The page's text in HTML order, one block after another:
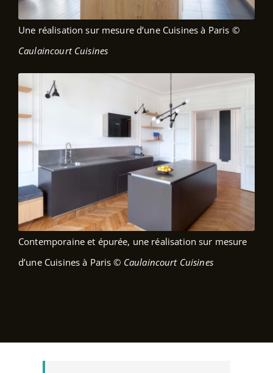
Une réalisation sur mesure d’une Cuisines à Paris ©
Caulaincourt Cuisines
Contemporaine et épurée, une réalisation sur mesure
d’une Cuisines à Paris © Caulaincourt Cuisines